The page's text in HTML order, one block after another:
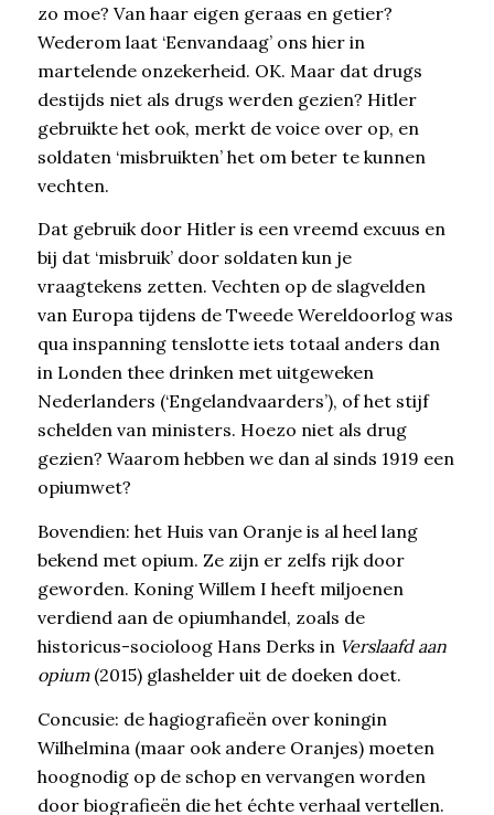
zo moe? Van haar eigen geraas en getier?
Wederom laat ‘Eenvandaag’ ons hier in
martelende onzekerheid. OK. Maar dat drugs
destijds niet als drugs werden gezien? Hitler
gebruikte het ook, merkt de voice over op, en
soldaten ‘misbruikten’ het om beter te kunnen
vechten.
Dat gebruik door Hitler is een vreemd excuus en
bij dat ‘misbruik’ door soldaten kun je
vraagtekens zetten. Vechten op de slagvelden
van Europa tijdens de Tweede Wereldoorlog was
qua inspanning tenslotte iets totaal anders dan
in Londen thee drinken met uitgeweken
Nederlanders (‘Engelandvaarders’), of het stijf
schelden van ministers. Hoezo niet als drug
gezien? Waarom hebben we dan al sinds 1919 een
opiumwet?
Bovendien: het Huis van Oranje is al heel lang
bekend met opium. Ze zijn er zelfs rijk door
geworden. Koning Willem I heeft miljoenen
verdiend aan de opiumhandel, zoals de
historicus-socioloog Hans Derks in Verslaafd aan
opium(2015) glashelder uit de doeken doet.
Concusie: de hagiografieën over koningin
Wilhelmina (maar ook andere Oranjes) moeten
hoognodig op de schop en vervangen worden
door biografieën die het échte verhaal vertellen.